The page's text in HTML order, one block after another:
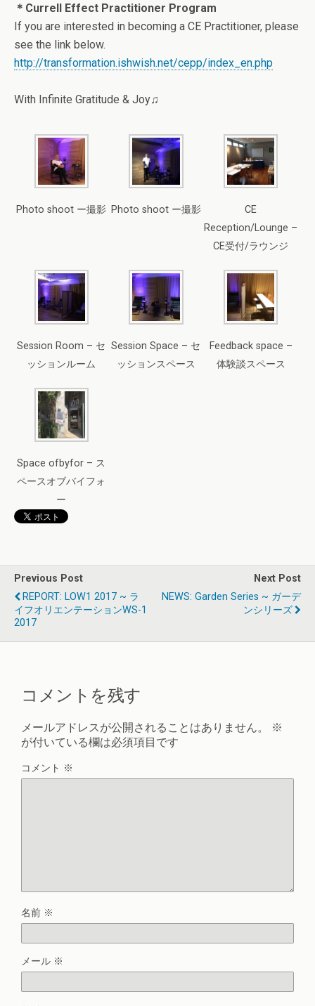
＊Currell Effect Practitioner Program
If you are interested in becoming a CE Practitioner, please
see the link below.
http://transformation.ishwish.net/cepp/index_en.php
With Infinite Gratitude & Joy♫
Photo shoot ー撮影 Photo shoot ー撮影
CE
Reception/Lounge –
CE受付/ラウンジ
Session Room – セ
ッションルーム
Session Space – セ
ッションスペース
Feedback space –
体験談スペース
Space ofbyfor – ス
ペースオブバイフォ
ー
Previous Post
REPORT: LOW1 2017 ~ ラ
イフオリエンテーションWS-1
2017
Next Post
NEWS: Garden Series ~ ガーデ
ンシリーズ
コメントを残す
メールアドレスが公開されることはありません。
※
が付いている欄は必須項目です
コメント ※
名前 ※
メール ※